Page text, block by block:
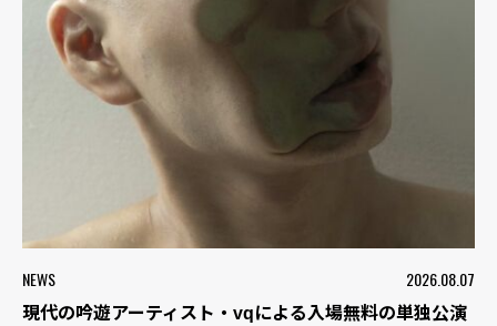
NEWS 2026.08.07
現代の吟遊アーティスト・vqによる入場無料の単独公演